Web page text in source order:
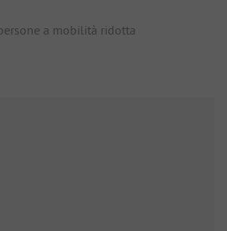
a mobilità ridotta